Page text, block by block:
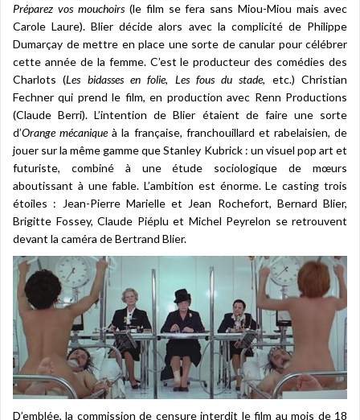
Préparez vos mouchoirs (le film se fera sans Miou-Miou mais avec
Carole Laure). Blier décide alors avec la complicité de Philippe
Dumarçay de mettre en place une sorte de canular pour célébrer
cette année de la femme. C’est le producteur des comédies des
Charlots (Les bidasses en folie, Les fous du stade, etc.) Christian
Fechner qui prend le film, en production avec Renn Productions
(Claude Berri). L’intention de Blier étaient de faire une sorte
d’Orange mécaniqueà la française, franchouillard et rabelaisien, de
jouer sur la même gamme que Stanley Kubrick : un visuel pop art et
futuriste, combiné à une étude sociologique de mœurs
aboutissant à une fable. L’ambition est énorme. Le casting trois
étoiles : Jean-Pierre Marielle et Jean Rochefort, Bernard Blier,
Brigitte Fossey, Claude Piéplu et Michel Peyrelon se retrouvent
devant la caméra de Bertrand Blier.
D’emblée, la commission de censure interdit le film au mois de 18